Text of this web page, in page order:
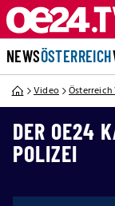
NEWSÖSTERREICH
Video
DER OE24
POLIZEI